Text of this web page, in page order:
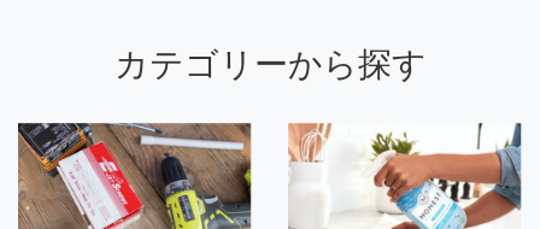
カテゴリーから探す